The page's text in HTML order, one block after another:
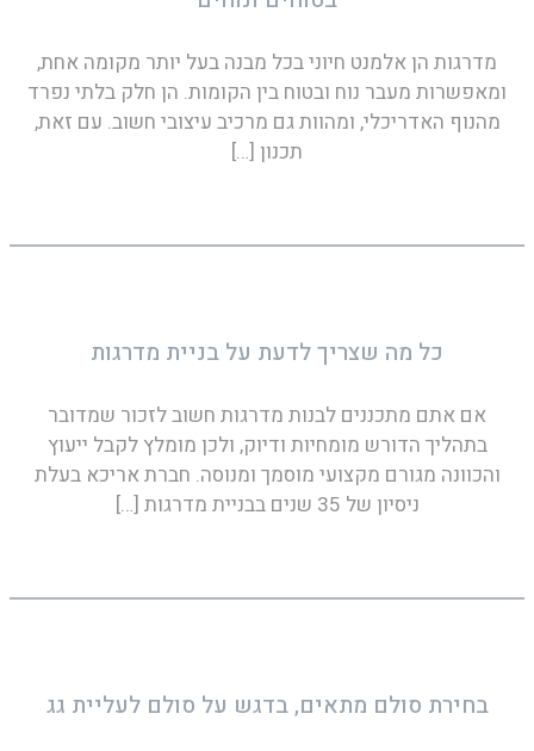
מדרגות הן אלמנט חיוני בכל מבנה בעל יותר מקומה אחת,
ומאפשרות מעבר נוח ובטוח בין הקומות. הן חלק בלתי נפרד
מהנוף האדריכלי, ומהוות גם מרכיב עיצובי חשוב. עם זאת,
תכנון […]
כל מה שצריך לדעת על בניית מדרגות
אם אתם מתכננים לבנות מדרגות חשוב לזכור שמדובר
בתהליך הדורש מומחיות ודיוק, ולכן מומלץ לקבל ייעוץ
והכוונה מגורם מקצועי מוסמך ומנוסה. חברת אריכא בעלת
ניסיון של 35 שנים בבניית מדרגות
[…]
בחירת סולם מתאים, בדגש על סולם לעליית גג